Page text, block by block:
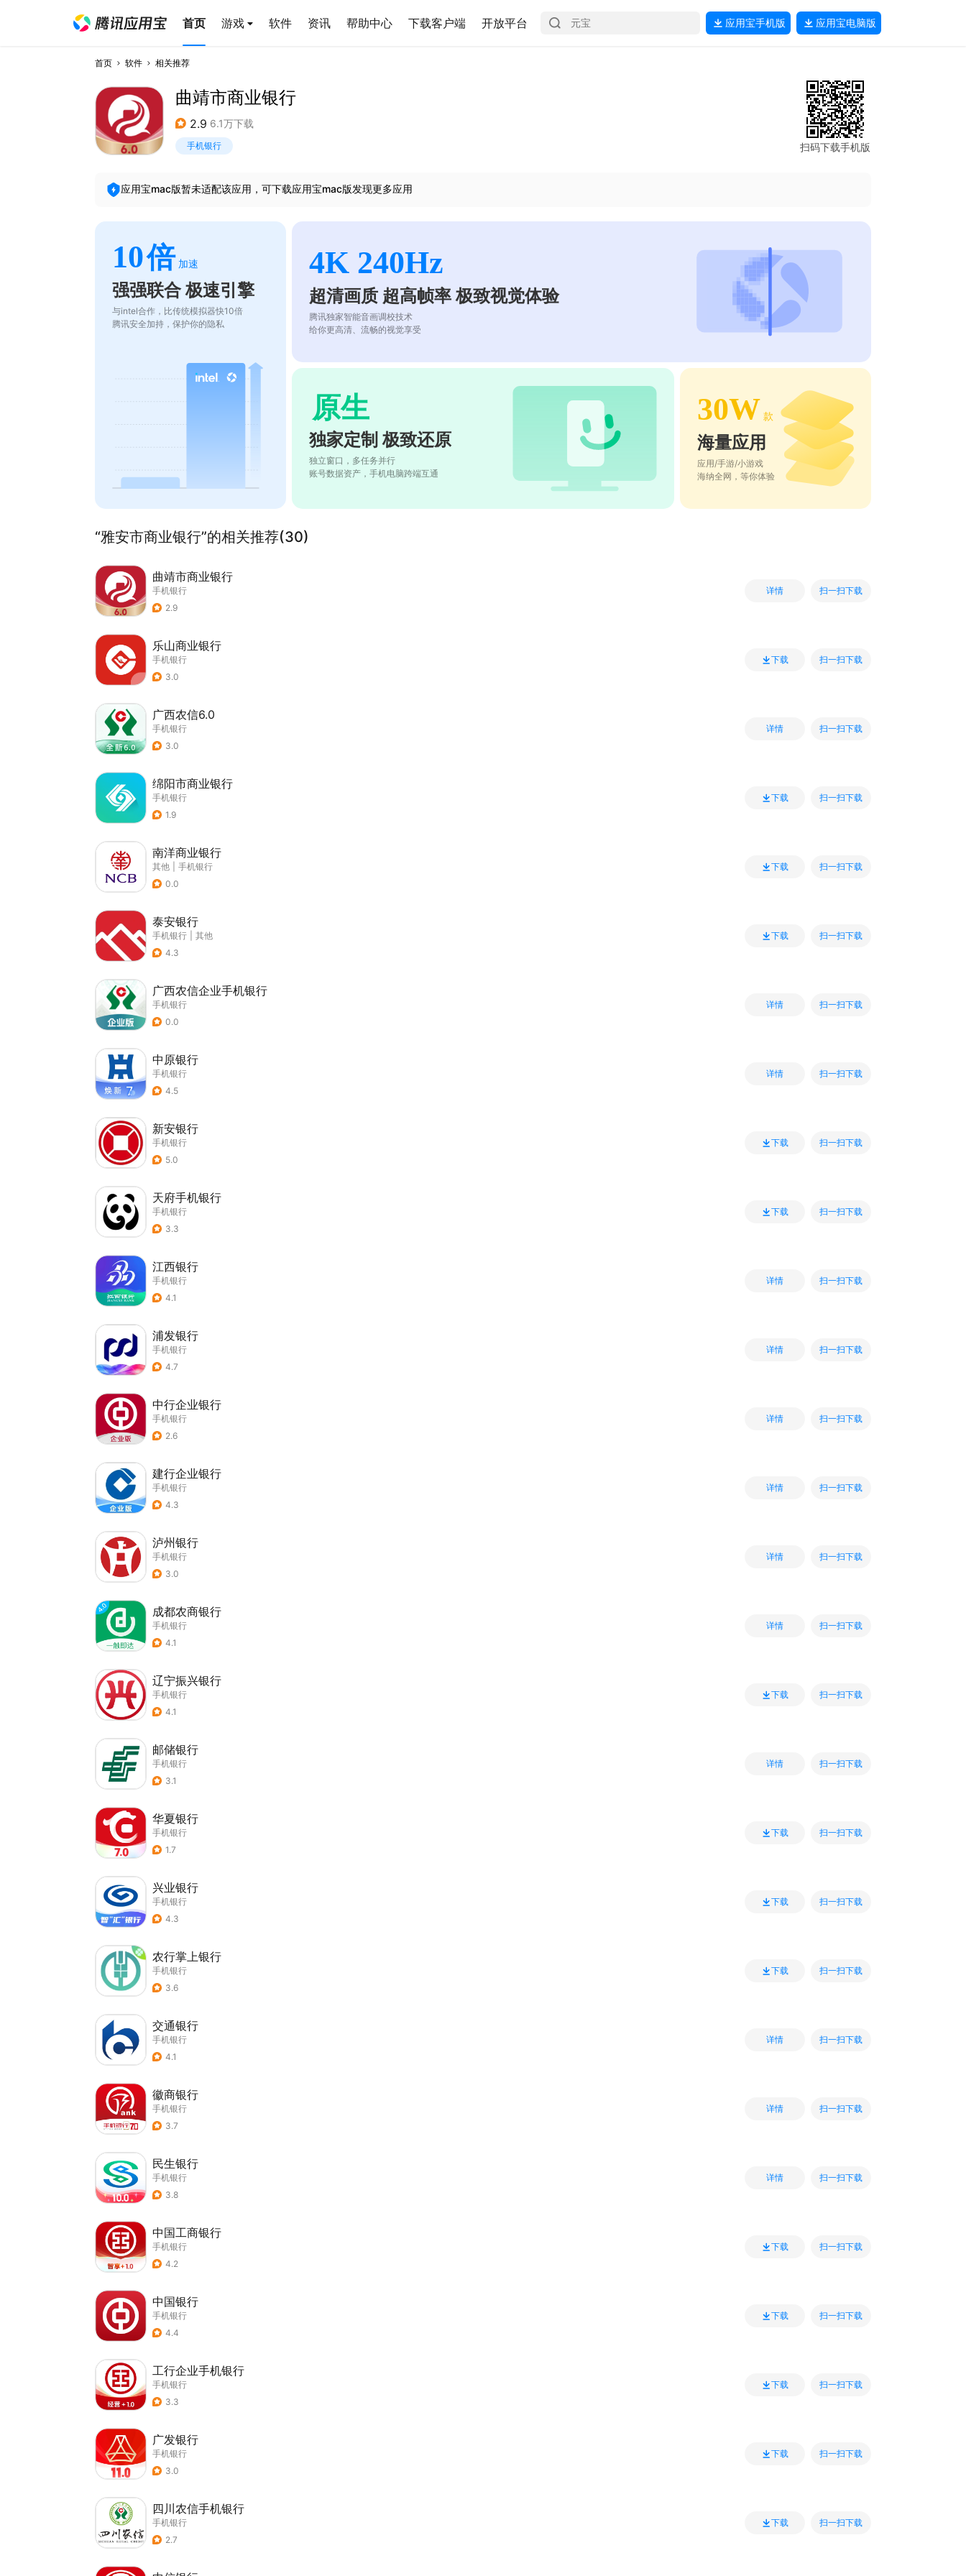
首页 游戏 软件 资讯 帮助中心 下载客户端 开放平台 应用宝手机版 应用宝电脑版
首页 软件 相关推荐
曲靖市商业银行
2.9 6.1万下载
手机银行 扫码下载手机版
应用宝mac版暂未适配该应用，可下载应用宝mac版发现更多应用
10倍 加速
强强联合 极速引擎
与intel合作，比传统模拟器快10倍
腾讯安全加持，保护你的隐私
4K 240Hz
超清画质 超高帧率 极致视觉体验
腾讯独家智能音画调校技术
给你更高清、流畅的视觉享受
原生
独家定制 极致还原
独立窗口，多任务并行
账号数据资产，手机电脑跨端互通
30W 款
海量应用
应用/手游/小游戏
海纳全网，等你体验
“雅安市商业银行”的相关推荐(30)
曲靖市商业银行
手机银行
2.9
详情 扫一扫下载
乐山商业银行
手机银行
3.0
下载 扫一扫下载
广西农信6.0
手机银行
3.0
详情 扫一扫下载
绵阳市商业银行
手机银行
1.9
下载 扫一扫下载
南洋商业银行
其他
手机银行
0.0
下载 扫一扫下载
泰安银行
手机银行
其他
4.3
下载 扫一扫下载
广西农信企业手机银行
手机银行
0.0
详情 扫一扫下载
中原银行
手机银行
4.5
详情 扫一扫下载
新安银行
手机银行
5.0
下载 扫一扫下载
天府手机银行
手机银行
3.3
下载 扫一扫下载
江西银行
手机银行
4.1
详情 扫一扫下载
浦发银行
手机银行
4.7
详情 扫一扫下载
中行企业银行
手机银行
2.6
详情 扫一扫下载
建行企业银行
手机银行
4.3
详情 扫一扫下载
泸州银行
手机银行
3.0
详情 扫一扫下载
成都农商银行
手机银行
4.1
详情 扫一扫下载
辽宁振兴银行
手机银行
4.1
下载 扫一扫下载
邮储银行
手机银行
3.1
详情 扫一扫下载
华夏银行
手机银行
1.7
下载 扫一扫下载
兴业银行
手机银行
4.3
下载 扫一扫下载
农行掌上银行
手机银行
3.6
下载 扫一扫下载
交通银行
手机银行
4.1
详情 扫一扫下载
徽商银行
手机银行
3.7
详情 扫一扫下载
民生银行
手机银行
3.8
详情 扫一扫下载
中国工商银行
手机银行
4.2
下载 扫一扫下载
中国银行
手机银行
4.4
下载 扫一扫下载
工行企业手机银行
手机银行
3.3
下载 扫一扫下载
广发银行
手机银行
3.0
下载 扫一扫下载
四川农信手机银行
手机银行
2.7
下载 扫一扫下载